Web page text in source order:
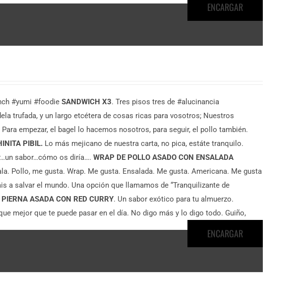
ENCARGAR
#yumi #foodieSANDWICH X3. Tres pisos tres de #alucinancia
trufada, y un largo etcétera de cosas ricas para vosotros; Nuestros
Para empezar, el bagel lo hacemos nosotros, para seguir, el pollo también.
PIBIL. Lo más mejicano de nuestra carta, no pica, estáte tranquilo.
sabor…cómo os diría….WRAP DE POLLO ASADO CON ENSALADA
Pollo, me gusta. Wrap. Me gusta. Ensalada. Me gusta. Americana. Me gusta
a salvar el mundo. Una opción que llamamos de “Tranquilizante de
PIERNA ASADA CON RED CURRY. Un sabor exótico para tu almuerzo.
mejor que te puede pasar en el día. No digo más y lo digo todo. Guiño,
ENCARGAR